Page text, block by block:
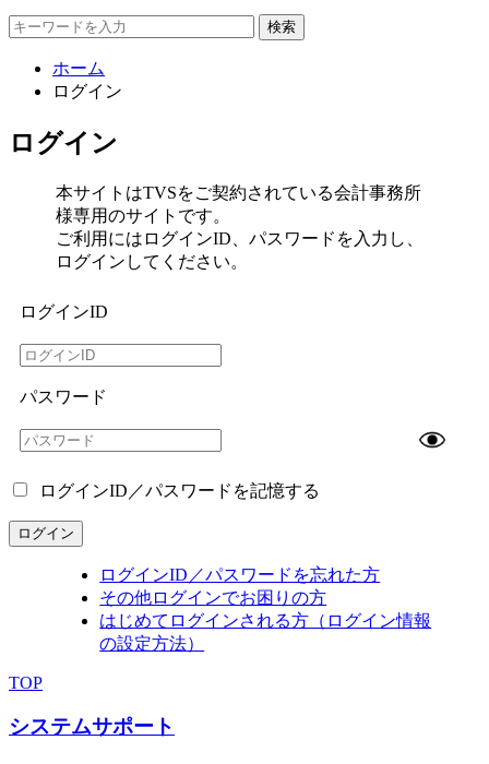
検索
ホーム
ログイン
ログイン
本サイトはTVSをご契約されている会計事務所
様専用のサイトです。
ご利用にはログインID、パスワードを入力し、
ログインしてください。
ログインID
パスワード
ログインID／パスワードを記憶する
ログイン
ログインID／パスワードを忘れた方
その他ログインでお困りの方
はじめてログインされる方（ログイン情報
の設定方法）
TOP
システムサポート